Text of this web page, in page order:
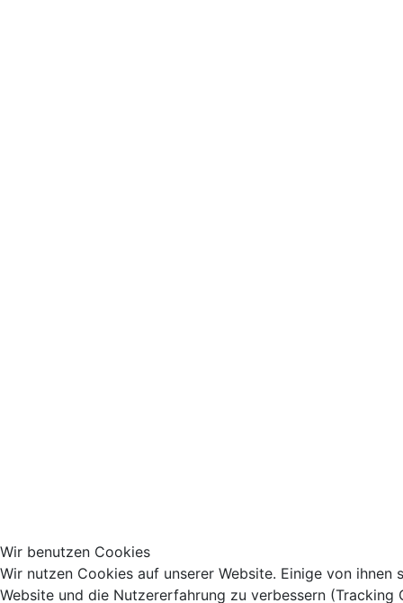
Wir benutzen Cookies
Wir nutzen Cookies auf unserer Website. Einige von
Website und die Nutzererfahrung zu verbessern (Tracking